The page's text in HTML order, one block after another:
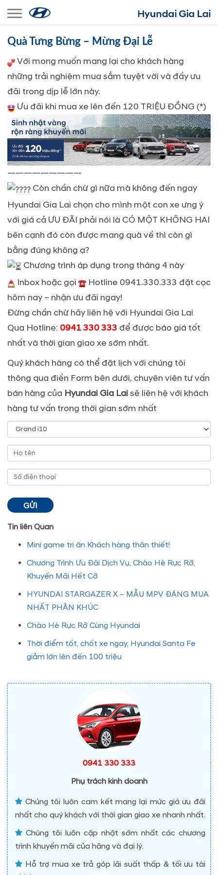
Toggle navigation
Quà Tưng Bừng – Mừng Đại Lễ
Với mong muốn mang lại cho khách hàng
những trải nghiệm mua sắm tuyệt vời và đầy ưu
đãi trong dịp lễ lớn này.
Ưu đãi khi mua xe lên đến 120 TRIỆU ĐỒNG (*)
—————————
Còn chần chừ gì nữa mà không đến ngay
Hyundai Gia Lai chọn cho mình một con xe ưng ý
với giá cả ƯU ĐÃI phải nói là CÓ MỘT KHÔNG HAI
bên cạnh đó còn được mang quà về thì còn gì
bằng đúng không ạ?
Chương trình áp dụng trong tháng 4 này
Inbox hoặc gọi
Hotline 0941.330.333 đặt cọc
hôm nay – nhận ưu đãi ngay!
Đừng chần chừ hãy liên hệ với Hyundai Gia Lai
Qua Hotline: 0941 330 333 để được báo giá tốt
nhất và thời gian giao xe sớm nhất.
Quý khách hàng có thể đặt lịch với chúng tôi
thông qua điền Form bên dưới, chuyên viên tư vấn
bán hàng của Hyundai Gia Laisẽ liên hệ với khách
hàng tư vấn trong thời gian sớm nhất
Tin liên Quan
Mini game tri ân Khách hàng thân thiết!
Chương Trình Ưu Đãi Dịch Vụ, Chào Hè Rực Rỡ,
Khuyến Mãi Hết Cỡ
HYUNDAI STARGAZER X – MẪU MPV ĐÁNG MUA
NHẤT PHÂN KHÚC
Chào Hè Rực Rỡ Cùng Hyundai
Thời điểm tốt, chốt xe ngay, Hyundai Santa Fe
giảm lớn lên đến 100 triệu
0941 330 333
Phụ trách kinh doanh
Chúng tôi luôn cam kết mang lại mức giá ưu đãi
nhất cho quý khách với thời gian giao xe nhanh nhất.
Chúng tôi luôn cập nhật sớm nhất các chương
trình khuyến mãi của hãng và đại lý.
Hỗ trợ mua xe trả góp lãi suất thấp & tối ưu tài